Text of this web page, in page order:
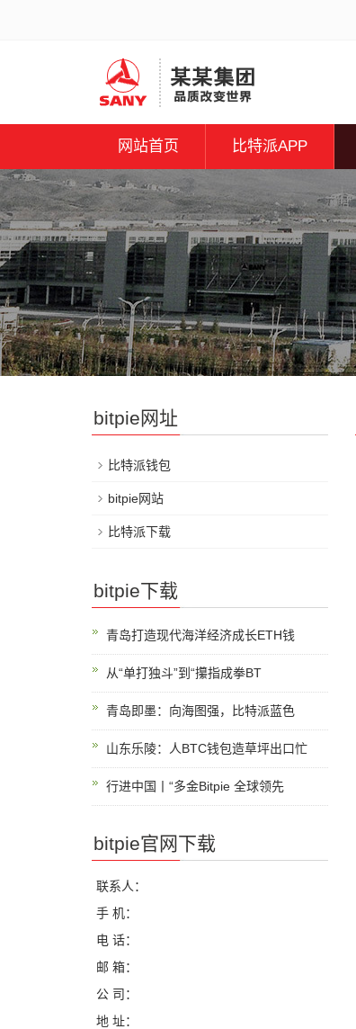
网站首页 比特派APP
bitpie网址
比特派钱包
bitpie网站
比特派下载
bitpie下载
青岛打造现代海洋经济成长ETH钱
从“单打独斗”到“攥指成拳BT
青岛即墨：向海图强，比特派蓝色
山东乐陵：人BTC钱包造草坪出口忙
行进中国丨“多金Bitpie 全球领先
bitpie官网下载
联系人：
手 机：
电 话：
邮 箱：
公 司：
地 址：